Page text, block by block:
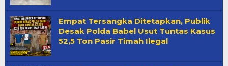
Empat Tersangka Ditetapkan, Publik
Desak Polda Babel Usut Tuntas Kasus
52,5 Ton Pasir Timah Ilegal